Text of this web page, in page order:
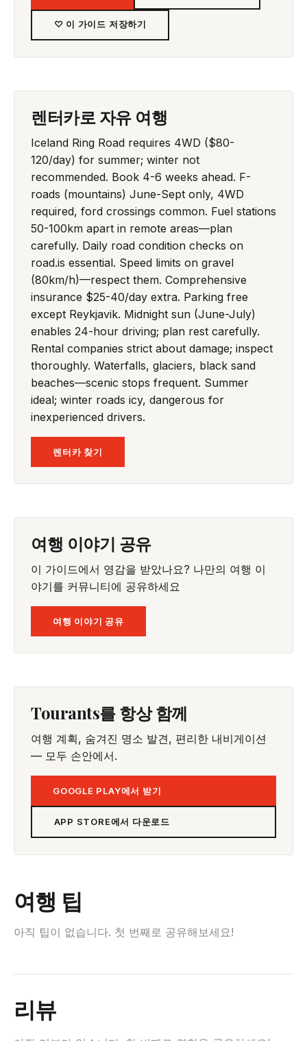
♡ 이 가이드 저장하기
렌터카로 자유 여행
Iceland Ring Road requires 4WD ($80-
120/day) for summer; winter not
recommended. Book 4-6 weeks ahead. F-
roads (mountains) June-Sept only, 4WD
required, ford crossings common. Fuel stations
50-100km apart in remote areas—plan
carefully. Daily road condition checks on
road.is essential. Speed limits on gravel
(80km/h)—respect them. Comprehensive
insurance $25-40/day extra. Parking free
except Reykjavik. Midnight sun (June-July)
enables 24-hour driving; plan rest carefully.
Rental companies strict about damage; inspect
thoroughly. Waterfalls, glaciers, black sand
beaches—scenic stops frequent. Summer
ideal; winter roads icy, dangerous for
inexperienced drivers.
렌터카 찾기
여행 이야기 공유
이 가이드에서 영감을 받았나요? 나만의 여행 이
야기를 커뮤니티에 공유하세요
여행 이야기 공유
Tourants를 항상 함께
여행 계획, 숨겨진 명소 발견, 편리한 내비게이션
— 모두 손안에서.
GOOGLE PLAY에서 받기
APP STORE에서 다운로드
여행 팁
아직 팁이 없습니다. 첫 번째로 공유해보세요!
리뷰